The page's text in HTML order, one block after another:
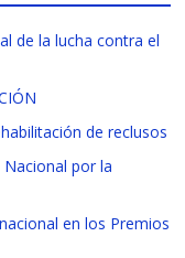
de la lucha contra el
de reclusos
Nacional por la
en los Premios